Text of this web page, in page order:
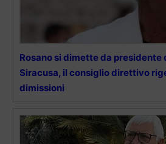
Rosano si dimette da presidente
Siracusa, il consiglio direttivo
dimissioni